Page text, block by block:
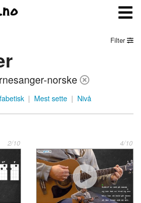
Filter
norske
| Mest sette | Nivå
2/10 4/10